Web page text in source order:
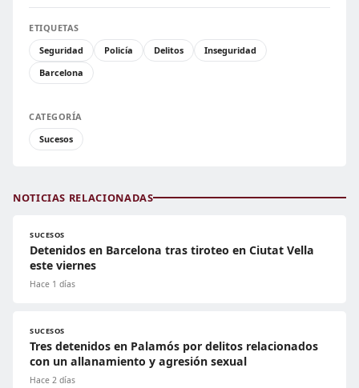
ETIQUETAS
Seguridad
Policía Delitos
Inseguridad
Barcelona
CATEGORÍA
Sucesos
NOTICIAS RELACIONADAS
SUCESOS
Detenidos en Barcelona tras tiroteo en Ciutat Vella
este viernes
Hace 1 días
SUCESOS
Tres detenidos en Palamós por delitos relacionados
con un allanamiento y agresión sexual
Hace 2 días